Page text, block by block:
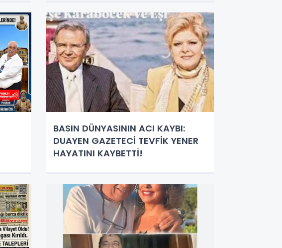
BASIN DÜNYASININ ACI KAYBI:
DUAYEN GAZETECİ TEVFİK YENER
HAYATINI KAYBETTİ!